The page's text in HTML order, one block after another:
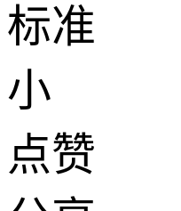
标准
小
点赞